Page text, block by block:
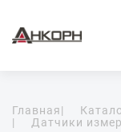
Главная|
|
Датчики